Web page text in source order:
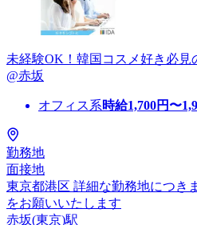
未経験OK！韓国コスメ好き必見
@赤坂
オフィス系時給1,700円〜
勤務地
面接地
東京都港区 詳細な勤務地につき
をお願いいたします
赤坂(東京)駅